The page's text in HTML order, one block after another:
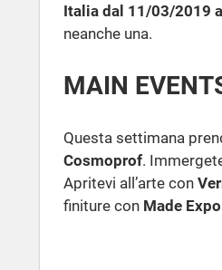
Italia dal 11/03/2019
neanche una.
MAIN
Questa settimana
Cosmoprof.
Apritevi all’arte con
finiture con Made Expo